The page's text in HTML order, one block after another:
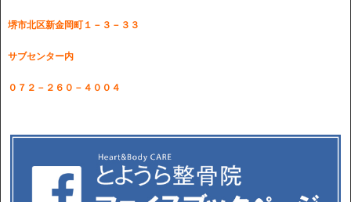
堺市北区新金岡町１－３－３３
サブセンター内
０７２－２６０－４００４